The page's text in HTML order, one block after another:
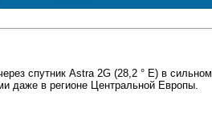
спутник Astra 2G (28,2 ° E) в сильном
даже в регионе Центральной Европы.